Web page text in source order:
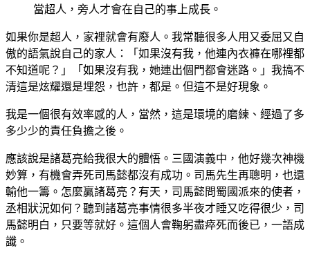
當超人，旁人才會在自己的事上成長。
如果你是超人，家裡就會有廢人。我常聽很多人用又委屈又自
傲的語氣說自己的家人：「如果沒有我，他連內衣褲在哪裡都
不知道呢？」「如果沒有我，她連出個門都會迷路。」我搞不
清這是炫耀還是埋怨，也許，都是。但這不是好現象。
我是一個很有效率感的人，當然，這是環境的磨練、經過了多
多少少的責任負擔之後。
應該說是諸葛亮給我很大的體悟。三國演義中，他好幾次神機
妙算，有機會弄死司馬懿都沒有成功。司馬先生再聰明，也還
輸他一籌。怎麼贏諸葛亮？有天，司馬懿問蜀國派來的使者，
丞相狀況如何？聽到諸葛亮事情很多半夜才睡又吃得很少，司
馬懿明白，只要等就好。這個人會鞠躬盡瘁死而後已，一語成
讖。